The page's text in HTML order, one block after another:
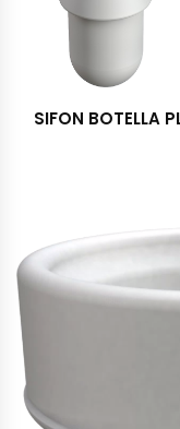
SIFON BOTELLA